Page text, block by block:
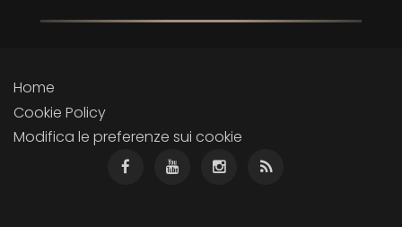
Home
Cookie Policy
Modifica le preferenze sui cookie